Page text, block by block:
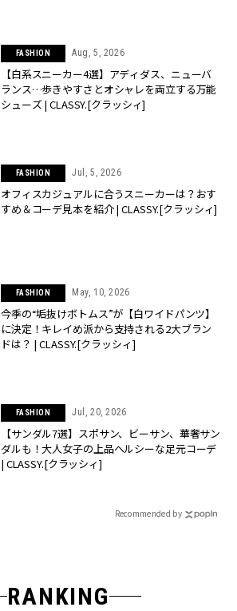
FASHION Aug, 5, 2026
【白系スニーカー4選】アディダス、ニューバ
ランス…歩きやすさとオシャレを両立する万能
シューズ | CLASSY.[クラッシィ]
FASHION Jul, 5, 2026
オフィスカジュアルに合うスニーカーは？おす
すめ＆コーデ見本を紹介 | CLASSY.[クラッシィ]
FASHION May, 10, 2026
今季の“垢抜けボトムス”が【白ワイドパンツ】
に決定！キレイめ派から支持される2大ブラン
ドは？ | CLASSY.[クラッシィ]
FASHION Jul, 20, 2026
【サンダル7選】スポサン、ビーサン、華奢サン
ダルも！大人女子の上品ヘルシーな足元コーデ
| CLASSY.[クラッシィ]
Recommended by
RANKING